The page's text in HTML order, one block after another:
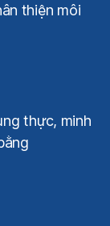
thiện môi
thực, minh